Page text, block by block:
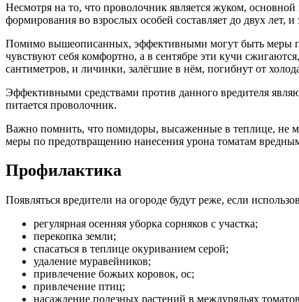
Несмотря на то, что проволочник является жуком,
формирования во взрослых особей составляет до двух лет,
Помимо вышеописанных, эффективными могут быть меры
чувствуют себя комфортно, а в сентябре эти кучи
сантиметров, и личинки, залёгшие в нём, погибнут от
Эффективными средствами против данного вредителя
питается проволочник.
Важно помнить, что помидоры, высаженные в теплице, не
меры по предотвращению нанесения урона томатам
Профилактика
Появляться вредители на огороде будут реже, если
регулярная осенняя уборка сорняков с участка;
перекопка земли;
спасаться в теплице окуриванием серой;
удаление муравейников;
привлечение божьих коровок, ос;
привлечение птиц;
насаждение полезных растений в междурядьях